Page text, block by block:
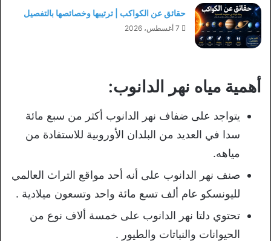
حقائق عن الكواكب | ترتيبها وخصائصها بالتفصيل
7 أغسطس، 2026
أهمية مياه نهر الدانوب:
يتواجد على ضفاف نهر الدانوب أكثر من سبع مائة
سدا في العديد من البلدان الأوروبية للاستفادة من
مياهه.
صنف نهر الدانوب على أنه أحد مواقع التراث العالمي
لليونسكو عام ألف تسع مائة واحد وتسعون ميلادية .
تحتوي دلتا نهر الدانوب على خمسة ألاف نوع من
الحيوانات والنباتات والطيور .